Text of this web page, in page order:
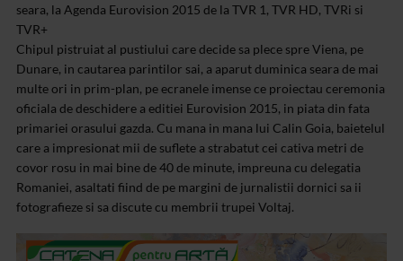
seara, la Agenda Eurovision 2015 de la TVR 1, TVR HD, TVRi si
TVR+
Chipul pistruiat al pustiului care decide sa plece spre Viena, pe
Dunare, in cautarea parintilor sai, a aparut duminica seara de mai
multe ori in prim-plan, pe ecranele imense ce proiectau ceremonia
oficiala de deschidere a editiei Eurovision 2015, in piata din fata
primariei orasului gazda. Cu mana in mana lui Calin Goia, baietelul
care a impresionat mii de suflete a strabatut cei cativa metri de
covor rosu in mai bine de 40 de minute, impreuna cu delegatia
Romaniei, asaltati fiind de pe margini de jurnalistii dornici sa ii
fotografieze si sa discute cu membrii trupei Voltaj.